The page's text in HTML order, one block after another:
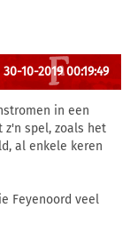
30-10-2019 00:19:49
in een
z'n spel, zoals het
al enkele keren
Feyenoord veel